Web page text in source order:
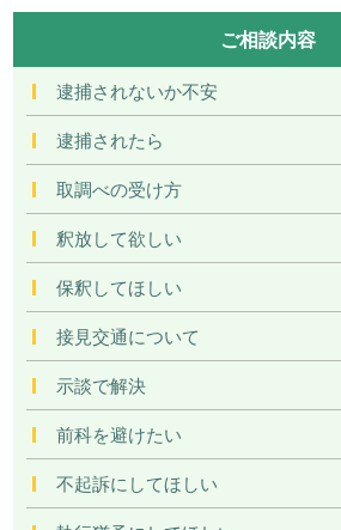
ご相談内容
逮捕されないか不安
逮捕されたら
取調べの受け方
釈放して欲しい
保釈してほしい
接見交通について
示談で解決
前科を避けたい
不起訴にしてほしい